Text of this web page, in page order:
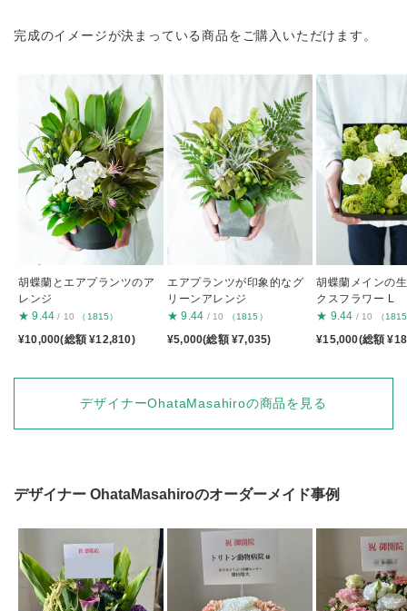
完成のイメージが決まっている商品をご購入いただけます。
胡蝶蘭とエアプランツのア
レンジ
★ 9.44 / 10 （1815）
¥10,000(総額 ¥12,810)
エアプランツが印象的なグ
リーンアレンジ
★ 9.44 / 10 （1815）
¥5,000(総額 ¥7,035)
胡蝶蘭メインの
クスフラワー L
★ 9.44 / 10 （
¥15,000(総額
デザイナーOhataMasahiroの商品を見る
デザイナー OhataMasahiroのオーダーメイド事例